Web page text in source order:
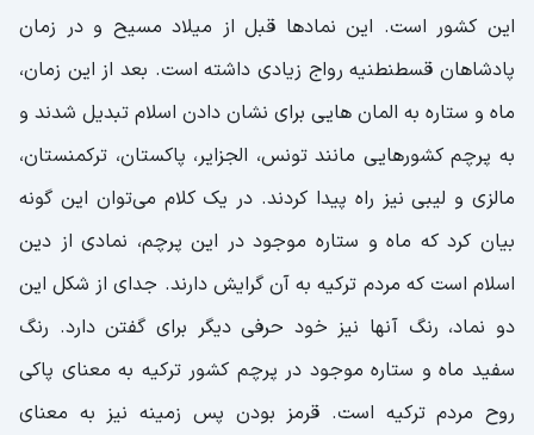
این کشور است. این نمادها قبل از میلاد مسیح و در زمان
پادشاهان قسطنطنیه رواج زیادی داشته است. بعد از این زمان،
ماه و ستاره به المان هایی برای نشان دادن اسلام تبدیل شدند و
به پرچم کشورهایی مانند تونس، الجزایر، پاکستان، ترکمنستان،
مالزی و لیبی نیز راه پیدا کردند. در یک کلام می‌توان این گونه
بیان کرد که ماه و ستاره موجود در این پرچم، نمادی از دین
اسلام است که مردم ترکیه به آن گرایش دارند. جدای از شکل این
دو نماد، رنگ آنها نیز خود حرفی دیگر برای گفتن دارد. رنگ
سفید ماه و ستاره موجود در پرچم کشور ترکیه به معنای پاکی
روح مردم ترکیه است. قرمز بودن پس زمینه نیز به معنای